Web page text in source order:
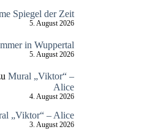
Spiegel der Zeit
5. August 2026
in Wuppertal
5. August 2026
Mural „Viktor“ –
Alice
4. August 2026
„Viktor“ – Alice
3. August 2026